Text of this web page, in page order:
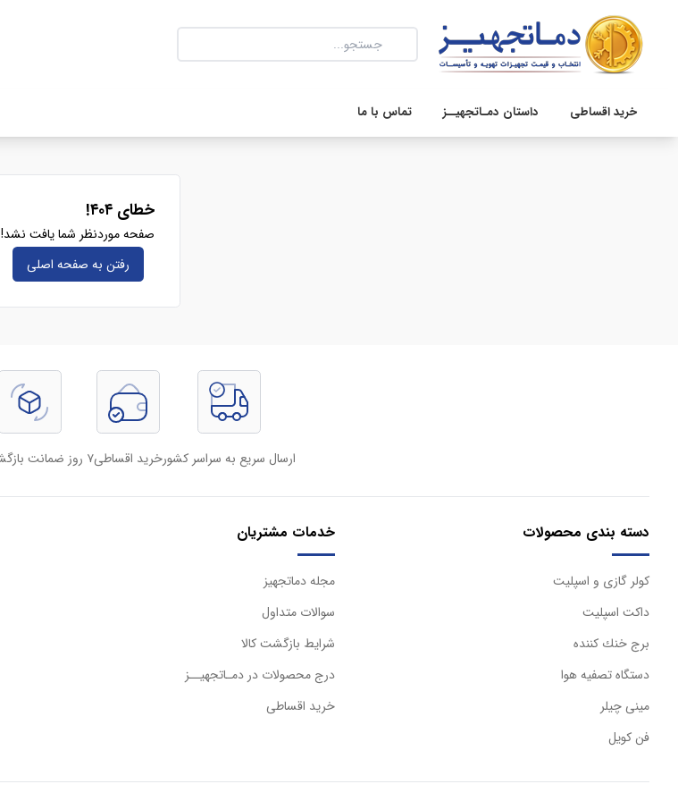
خرید اقساطی داستان دمـاتجهیــز تماس با ما
خطای ۴۰۴!
صفحه موردنظر شما یافت نشد!
رفتن به صفحه‌ اصلی
ارسال سریع به سراسر کشورخرید اقساطی۷ روز ضمانت بازگشت کالا
دسته بندی محصولات
كولر گازی و اسپليت
داكت اسپليت
برج خنك كننده
دستگاه تصفيه هوا
مینی چیلر
فن کویل
خدمات مشتریان
مجله دماتجهیز
سوالات متداول
شرایط بازگشت کالا
درج محصولات در دمـاتجهیــز
خرید اقساطی